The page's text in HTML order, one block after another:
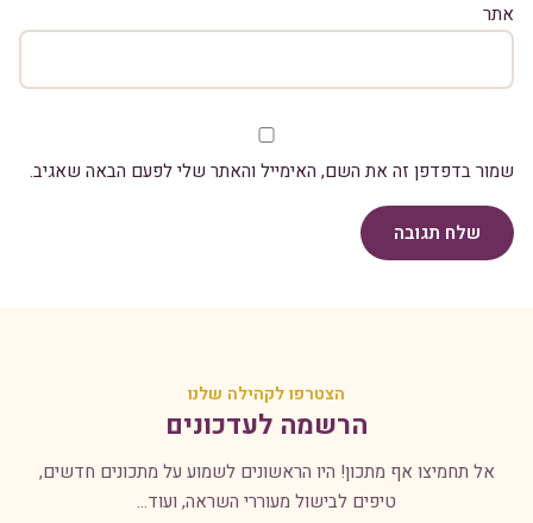
אתר
שמור בדפדפן זה את השם, האימייל והאתר שלי לפעם הבאה שאגיב.
שלח תגובה
הצטרפו לקהילה שלנו
הרשמה לעדכונים
אל תחמיצו אף מתכון! היו הראשונים לשמוע על מתכונים חדשים,
טיפים לבישול מעוררי השראה, ועוד...